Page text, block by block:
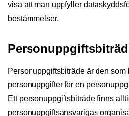
visa att man uppfyller
bestämmelser.
Personuppgiftsbiträde är den som
personuppgifter för en
Ett personuppgiftsbiträde finns
personuppgiftsansvarigas